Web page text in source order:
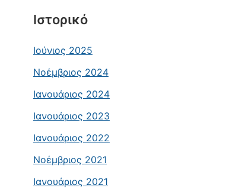
Ιστορικό
Ιούνιος 2025
Νοέμβριος 2024
Ιανουάριος 2024
Ιανουάριος 2023
Ιανουάριος 2022
Νοέμβριος 2021
Ιανουάριος 2021